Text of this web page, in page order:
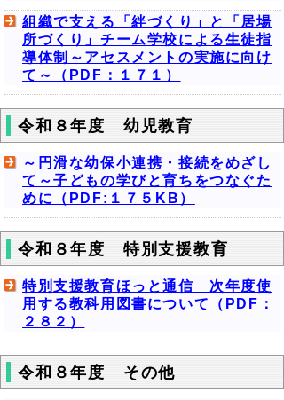
組織で支える「絆づくり」と「居場
所づくり」チーム学校による生徒指
導体制～アセスメントの実施に向け
て～（PDF：１７１）
令和８年度 幼児教育
～円滑な幼保小連携・接続をめざし
て～子どもの学びと育ちをつなぐた
めに（PDF:１７５KB）
令和８年度 特別支援教育
特別支援教育ほっと通信 次年度使
用する教科用図書について（PDF：
２８２）
令和８年度 その他